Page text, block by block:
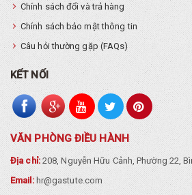
Chính sách đổi và trả hàng
Chính sách bảo mật thông tin
Câu hỏi thường gặp (FAQs)
KẾT NỐI
VĂN PHÒNG ĐIỀU HÀNH
Địa chỉ:208, Nguyễn Hữu Cảnh, Phường 22,
Email: hr@gastute.com